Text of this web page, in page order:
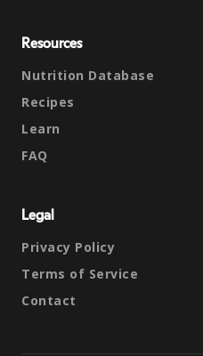
Resources
Nutrition Database
Recipes
Learn
FAQ
Legal
Privacy Policy
Terms of Service
Contact